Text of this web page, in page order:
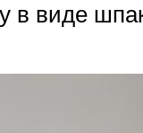
в виде